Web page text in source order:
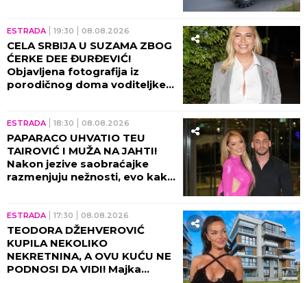
ESTRADA 19:30 08.08.2026
CELA SRBIJA U SUZAMA ZBOG
ĆERKE DEE ĐURĐEVIĆ!
Objavljena fotografija iz
porodičnog doma voditeljke,
ESTRADA 18:30 08.08.2026
PAPARACO UHVATIO TEU
TAIROVIĆ I MUŽA NA JAHTI!
Nakon jezive saobraćajke
razmenjuju nežnosti, evo kako
ESTRADA 17:30 08.08.2026
TEODORA DŽEHVEROVIĆ
KUPILA NEKOLIKO
NEKRETNINA, A OVU KUĆU NE
PODNOSI DA VIDI! Majka